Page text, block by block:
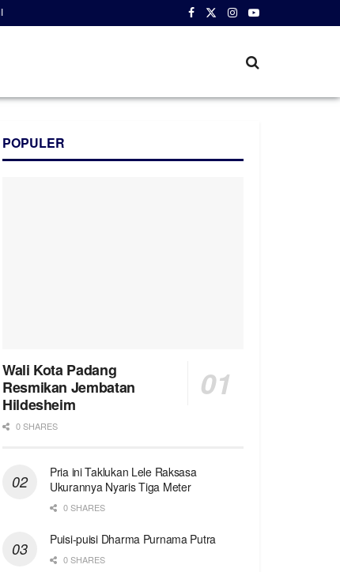
POPULER
Wali Kota Padang
Resmikan Jembatan
Hildesheim
0 SHARES
Pria ini Taklukan Lele Raksasa
Ukurannya Nyaris Tiga Meter
0 SHARES
Puisi-puisi Dharma Purnama Putra
0 SHARES